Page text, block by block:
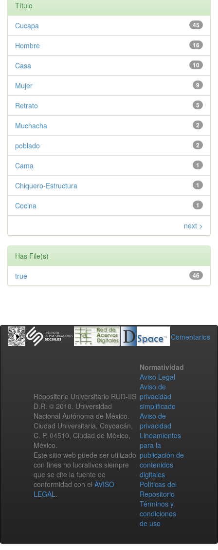
Título
45
Cucapa
16
Hombre
10
Casa
9
Mujer
5
Retrato
2
Muchacha
2
poblado
1
Cama
1
Chiquero-Estructura
1
Cocina
next >
Has File(s)
46
true
Comentarios
Repositorio Universitario RUD-IIS
D.R. © 2010. Universidad
Nacional Autónoma de México.
Ciudad Universitaria, Coyoacán,
C. P. 04510, Ciudad de México,
México.
Este sitio web puede ser utilizado
con fines no lucrativos siempre
que se cite la fuente de
conformidad con el AVISO
LEGAL.
Normatividad
Aviso Legal
Aviso de
privacidad
simplificado
Aviso de
privacidad
Lineamientos
para la
publicación de
contenidos
digitales
Políticas del
Repositorio
Términos y
condiciones
de uso